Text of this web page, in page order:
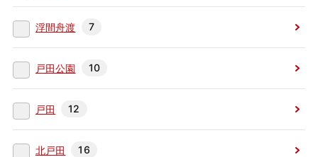
浮間舟渡 7
戸田公園 10
戸田 12
北戸田 16